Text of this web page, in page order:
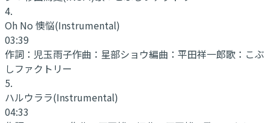
4.
Oh No 懊悩(Instrumental)
03:39
作詞： 児玉雨子作曲： 星部ショウ編曲： 平田祥一郎歌： こぶ
しファクトリー
5.
ハルウララ(Instrumental)
04:33